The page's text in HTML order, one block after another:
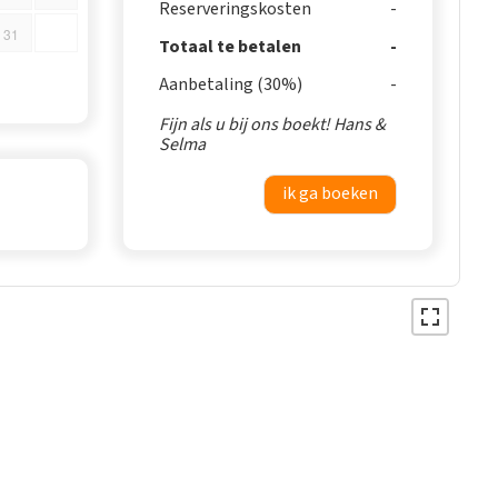
31
Reserveringskosten
Totaal te betalen
Aanbetaling (30%)
Fijn als u bij ons boekt! Hans &
Selma
ik ga boeken